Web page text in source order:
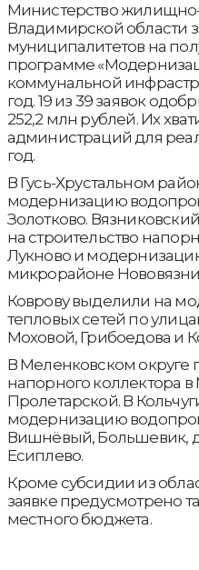
Министерство
Владимирской области
муниципалитетов на
программе
коммунальной
год. 19 из 39 заявок
252,2 млн рублей. Их
администраций для
год.
В Гусь-Хрустальном
модернизацию
Золотково.
на строительство
Лукново и
микрорайоне
Коврову выделили на
тепловых сетей по
Моховой, Грибоедова и
В Меленковском
напорного коллектора
Пролетарской. В
модернизацию
Вишнёвый, Большевик,
Есиплево.
Кроме субсидии из
заявке предусмотрено
местного бюджета.